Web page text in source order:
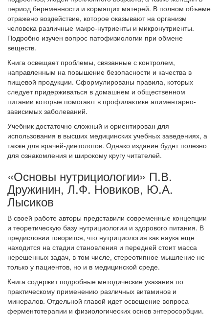
период беременности и кормящих матерей. В полном объеме
отражено воздействие, которое оказывают на организм
человека различные макро-нутриенты и микронутриенты.
Подробно изучен вопрос патофизиологии при обмене
веществ.
Книга освещает проблемы, связанные с контролем,
направленным на повышение безопасности и качества в
пищевой продукции. Сформулированы правила, которых
следует придерживаться в домашнем и общественном
питании которые помогают в профилактике алиментарно-
зависимых заболеваний.
Учебник достаточно сложный и ориентирован для
использования в высших медицинских учебных заведениях, а
также для врачей-диетологов. Однако издание будет полезно
для ознакомления и широкому кругу читателей.
«Основы нутрициологии» П.В.
Дружинин, Л.Ф. Новиков, Ю.А.
Лысиков
В своей работе авторы представили современные концепции
и теоретическую базу нутрициологии и здорового питания. В
предисловии говорится, что нутрициология как наука еще
находится на стадии становления и передней стоит масса
нерешенных задач, в том числе, стереотипное мышление не
только у пациентов, но и в медицинской среде.
Книга содержит подробные методические указания по
практическому применению различных витаминов и
минералов. Отдельной главой идет освещение вопроса
ферментотерапии и физиологических основ энтеросорбции.